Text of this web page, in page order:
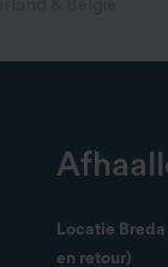
Locatie
en retour)